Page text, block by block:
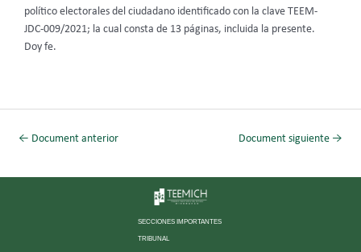
político electorales del ciudadano identificado con la clave TEEM-
JDC-009/2021; la cual consta de 13 páginas, incluida la presente.
Doy fe.
← Document anterior Document siguiente →
SECCIONES IMPORTANTES
TRIBUNAL